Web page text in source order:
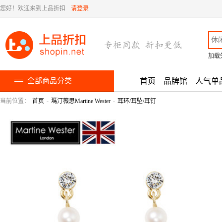
您好！欢迎来到上品折扣 请登录
加载
全部商品分类 首页 品牌馆 人气单
当前位置： 首页 - 瑪汀薇思Martine Wester - 耳环/耳坠/耳钉